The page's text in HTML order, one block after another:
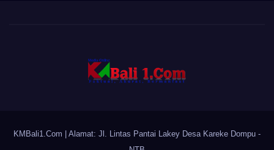
KMBali1.Com
| Alamat: Jl. Lintas Pantai Lakey Desa Kareke Dompu -